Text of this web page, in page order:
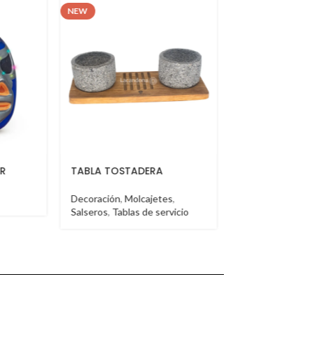
NEW
BOOTH VT
Booth